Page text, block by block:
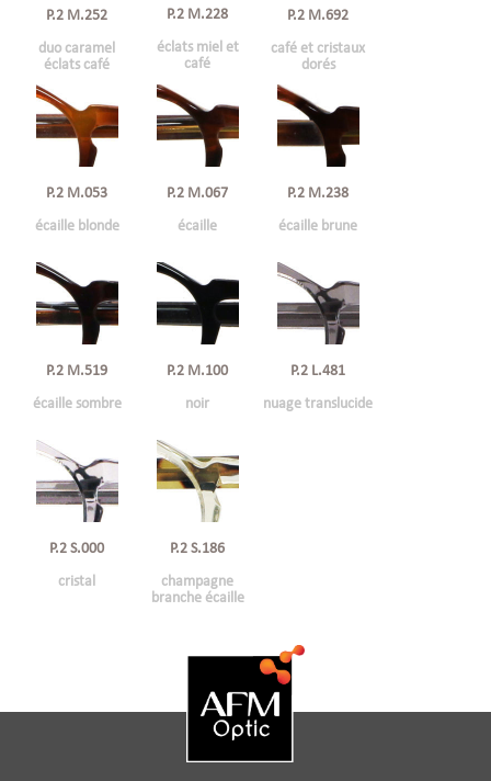
P.2 M.252
duo caramel
éclats café
P.2 M.228
éclats miel et
café
P.2 M.692
café et cristaux
dorés
P.2 M.053
écaille blonde
P.2 M.067
écaille
P.2 M.238
écaille brune
P.2 M.519
écaille sombre
P.2 M.100
noir
P.2 L.481
nuage translucide
P.2 S.000
cristal
P.2 S.186
champagne
branche écaille